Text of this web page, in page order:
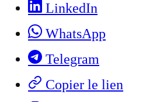
LinkedIn
WhatsApp
Telegram
Copier le lien